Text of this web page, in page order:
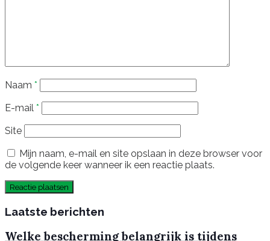
Naam *
E-mail *
Site
Mijn naam, e-mail en site opslaan in deze browser voor
de volgende keer wanneer ik een reactie plaats.
Laatste berichten
Welke bescherming belangrijk is tijdens